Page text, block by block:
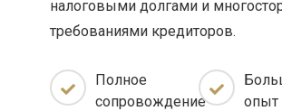
налоговыми долгами и
требованиями кредиторов.
Полное
сопровождение
опыт